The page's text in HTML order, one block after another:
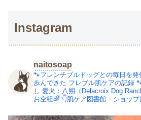
Instagram
naitosoap
🐾フレンチブルドッグとの毎日を発
歩んできた フレブル肌ケアの記録
し 愛犬：八朔（Delacroix Dog
お空組🌈 👇肌ケア図書館・ショップ